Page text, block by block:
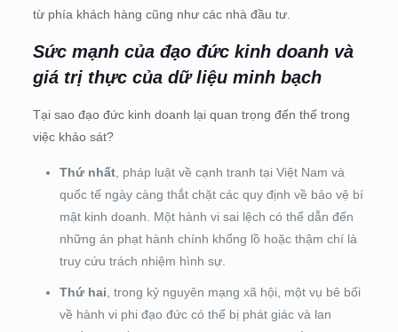
từ phía khách hàng cũng như các nhà đầu tư.
Sức mạnh của đạo đức kinh doanh và
giá trị thực của dữ liệu minh bạch
Tại sao đạo đức kinh doanh lại quan trọng đến thế trong
việc khảo sát?
Thứ nhất, pháp luật về cạnh tranh tại Việt Nam và
quốc tế ngày càng thắt chặt các quy định về bảo vệ bí
mật kinh doanh. Một hành vi sai lệch có thể dẫn đến
những án phạt hành chính khổng lồ hoặc thậm chí là
truy cứu trách nhiệm hình sự.
Thứ hai , trong kỷ nguyên mạng xã hội, một vụ bê bối
về hành vi phi đạo đức có thể bị phát giác và lan